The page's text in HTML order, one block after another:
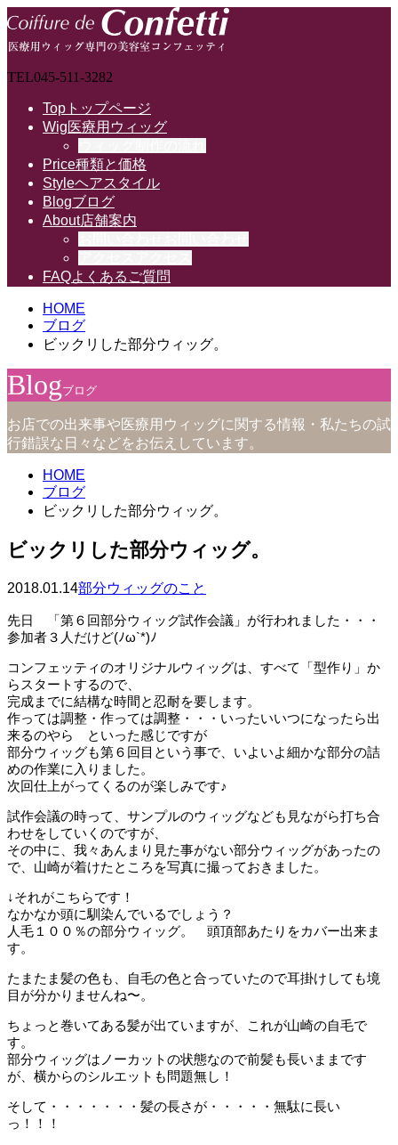
TEL045-511-3282
Top トップページ
Wig医療用ウィッグ
Price種類と価格
Styleヘアスタイル
Blogブログ
About店舗案内
FAQよくあるご質問
HOME
ブログ
ビックリした部分ウィッグ。
Blogブログ
お店での出来事や医療用ウィッグに関する情報・私たちの試
行錯誤な日々などをお伝えしています。
HOME
ブログ
ビックリした部分ウィッグ。
ビックリした部分ウィッグ。
2018.01.14部分ウィッグのこと
先日 「第６回部分ウィッグ試作会議」が行われました・・・
参加者３人だけど(ﾉω`*)ﾉ
コンフェッティのオリジナルウィッグは、すべて「型作り」か
らスタートするので、
完成までに結構な時間と忍耐を要します。
作っては調整・作っては調整・・・いったいいつになったら出
来るのやら といった感じですが
部分ウィッグも第６回目という事で、いよいよ細かな部分の詰
めの作業に入りました。
次回仕上がってくるのが楽しみです♪
試作会議の時って、サンプルのウィッグなども見ながら打ち合
わせをしていくのですが、
その中に、我々あんまり見た事がない部分ウィッグがあったの
で、山崎が着けたところを写真に撮っておきました。
↓それがこちらです！
なかなか頭に馴染んでいるでしょう？
人毛１００％の部分ウィッグ。 頭頂部あたりをカバー出来ま
す。
たまたま髪の色も、自毛の色と合っていたので耳掛けしても境
目が分かりませんね〜。
ちょっと巻いてある髪が出ていますが、これが山崎の自毛で
す。
部分ウィッグはノーカットの状態なので前髪も長いままです
が、横からのシルエットも問題無し！
そして・・・・・・・髪の長さが・・・・・無駄に長い
っ！！！